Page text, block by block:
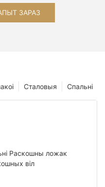
ЗАРАЗ
Спальні
Сталовыя